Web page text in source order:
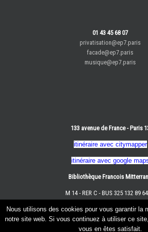
01 43 45 68 07
privatisation@ep7.paris
facade@ep7.paris
musique@ep7.paris
133 avenue de France - Paris
itinéraire avec citymapper
itinéraire avec google
Bibliothèque Francois
M 14 - RER C - BUS 325 132 89
Nous utilisons des cookies pour vous garantir la
notre site web. Si vous continuez à utiliser ce
vous en êtes satisfait.